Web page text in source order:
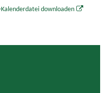
downloaden